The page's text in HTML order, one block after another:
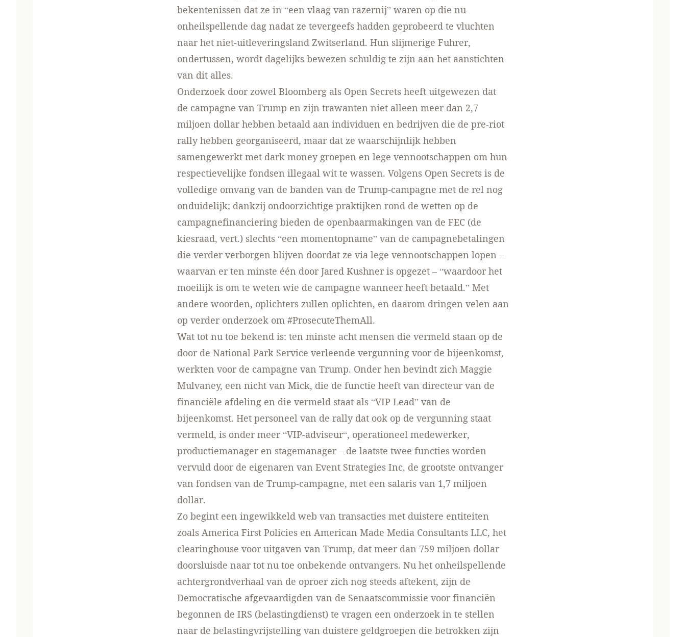
bekentenissen dat ze in “een vlaag van razernij” waren op die nu
onheilspellende dag nadat ze tevergeefs hadden geprobeerd te vluchten
naar het niet-uitleveringsland Zwitserland. Hun slijmerige Fuhrer,
ondertussen, wordt dagelijks bewezen schuldig te zijn aan het aanstichten
van dit alles.
Onderzoek door zowel Bloomberg als Open Secrets heeft uitgewezen dat
de campagne van Trump en zijn trawanten niet alleen meer dan 2,7
miljoen dollar hebben betaald aan individuen en bedrijven die de pre-riot
rally hebben georganiseerd, maar dat ze waarschijnlijk hebben
samengewerkt met dark money groepen en lege vennootschappen om hun
respectievelijke fondsen illegaal wit te wassen. Volgens Open Secrets is de
volledige omvang van de banden van de Trump-campagne met de rel nog
onduidelijk; dankzij ondoorzichtige praktijken rond de wetten op de
campagnefinanciering bieden de openbaarmakingen van de FEC (de
kiesraad, vert.) slechts “een momentopname” van de campagnebetalingen
die verder verborgen blijven doordat ze via lege vennootschappen lopen –
waarvan er ten minste één door Jared Kushner is opgezet – “waardoor het
moeilijk is om te weten wie de campagne wanneer heeft betaald.” Met
andere woorden, oplichters zullen oplichten, en daarom dringen velen aan
op verder onderzoek om #ProsecuteThemAll.
Wat tot nu toe bekend is: ten minste acht mensen die vermeld staan op de
door de National Park Service verleende vergunning voor de bijeenkomst,
werkten voor de campagne van Trump. Onder hen bevindt zich Maggie
Mulvaney, een nicht van Mick, die de functie heeft van directeur van de
financiële afdeling en die vermeld staat als “VIP Lead” van de
bijeenkomst. Het personeel van de rally dat ook op de vergunning staat
vermeld, is onder meer “VIP-adviseur“, operationeel medewerker,
productiemanager en stagemanager – de laatste twee functies worden
vervuld door de eigenaren van Event Strategies Inc, de grootste ontvanger
van fondsen van de Trump-campagne, met een salaris van 1,7 miljoen
dollar.
Zo begint een ingewikkeld web van transacties met duistere entiteiten
zoals America First Policies en American Made Media Consultants LLC, het
clearinghouse voor uitgaven van Trump, dat meer dan 759 miljoen dollar
doorsluisde naar tot nu toe onbekende ontvangers. Nu het onheilspellende
achtergrondverhaal van de oproer zich nog steeds aftekent, zijn de
Democratische afgevaardigden van de Senaatscommissie voor financiën
begonnen de IRS (belastingdienst) te vragen een onderzoek in te stellen
naar de belastingvrijstelling van duistere geldgroepen die betrokken zijn